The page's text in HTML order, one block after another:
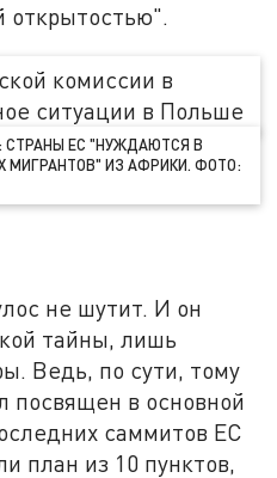
открытостью".
СТРАНЫ ЕС "НУЖДАЮТСЯ В
ИЗ АФРИКИ. ФОТО:
не шутит. И он
тайны, лишь
Ведь, по сути, тому
посвящен в основной
саммитов ЕС
план из 10 пунктов,